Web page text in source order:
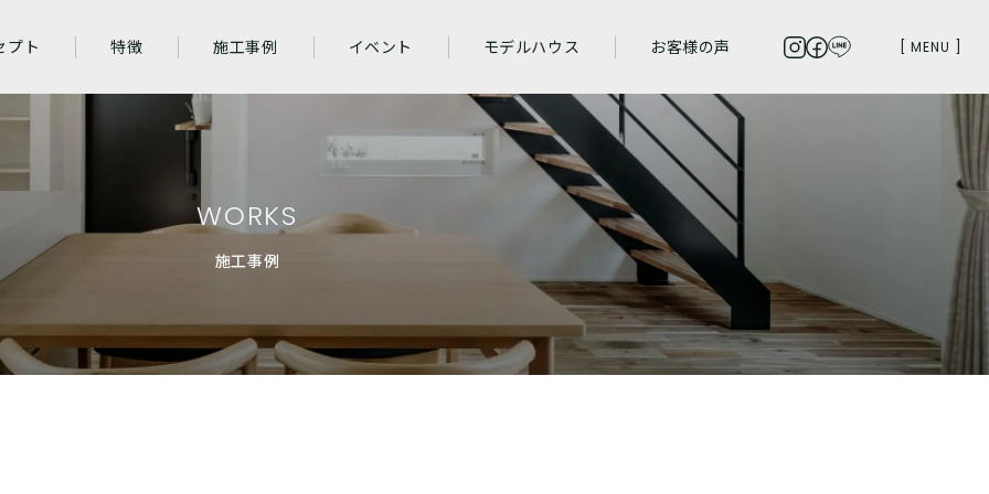
プト 特徴 施工事例 イベント モデルハウス お客様の声 [ MENU ]
WORKS
施工事例